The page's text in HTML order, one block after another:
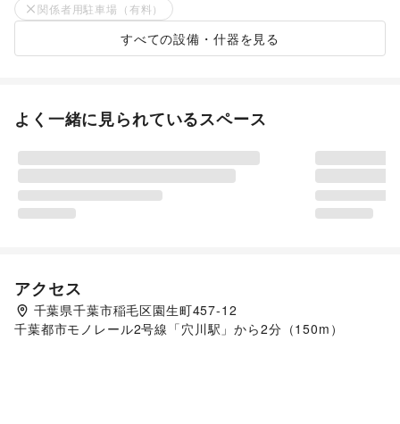
関係者用駐車場（有料）
すべての設備・什器を見る
よく一緒に見られているスペース
アクセス
千葉県千葉市稲毛区園生町457-12
千葉都市モノレール2号線「穴川駅」から2分（150m）